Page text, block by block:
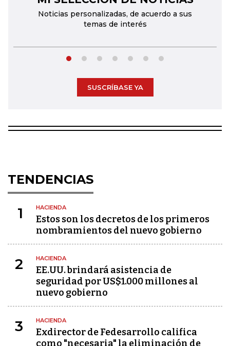
Noticias personalizadas, de acuerdo a sus
temas de interés
SUSCRÍBASE YA
TENDENCIAS
1 HACIENDA
Estos son los decretos de los primeros
nombramientos del nuevo gobierno
2 HACIENDA
EE.UU. brindará asistencia de
seguridad por US$1.000 millones al
nuevo gobierno
3 HACIENDA
Exdirector de Fedesarrollo califica
como "necesaria" la eliminación de